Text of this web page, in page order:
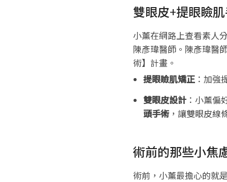
雙眼皮+提眼瞼
小薰在網路上查看素人
陳彥瑋醫師。陳彥瑋醫
術】計畫。
提眼瞼肌矯正 ：加強
雙眼皮設計 ：小薰偏
頭手術，讓雙眼皮線
術前的那些小焦
術前，小薰最擔心的就